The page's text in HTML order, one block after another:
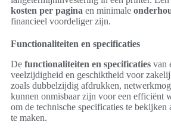
kosten per pagina en minimale
financieel voordeliger zijn.
Functionaliteiten en specificaties
De functionaliteiten en specificaties van
veelzijdigheid en geschiktheid voor
zoals dubbelzijdig afdrukken,
kunnen onmisbaar zijn voor een efficiënt
om de technische specificaties te bekijken
te maken.